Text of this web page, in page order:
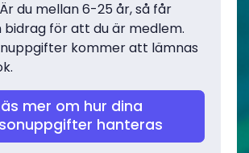
du mellan 6-25 år, så får
bidrag för att du är medlem.
kommer att lämnas
mer om hur dina
hanteras